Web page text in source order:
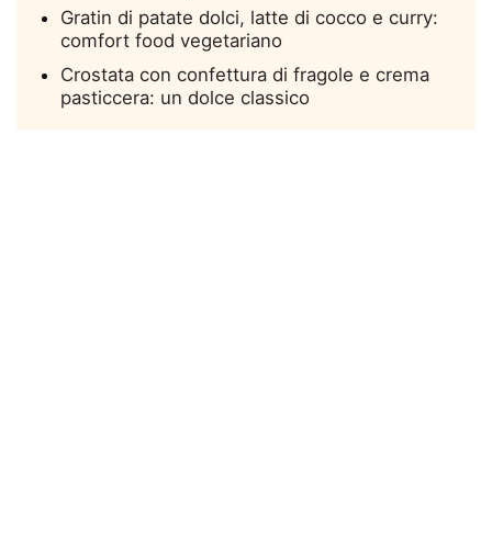
Gratin di patate dolci, latte di cocco e curry:
comfort food vegetariano
Crostata con confettura di fragole e crema
pasticcera: un dolce classico